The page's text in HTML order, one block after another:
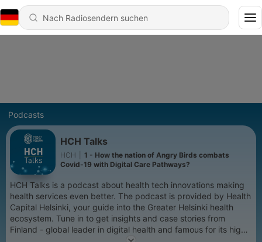
Podcasts
HCH Talks
HCH
1 - How the nation of Angry Birds combats
Covid-19 with Digital Care Pathways?
HCH Talks is a podcast about health tech innovations making
health services even better. The podcast is provided by Health
Capital Helsinki, your guide into the Greater Helsinki health
ecosystem. Tune in to get insights and case stories from
Finland - global leader in digital health and famous for its high-